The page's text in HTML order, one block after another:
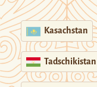
Kasachstan
Tadschikistan